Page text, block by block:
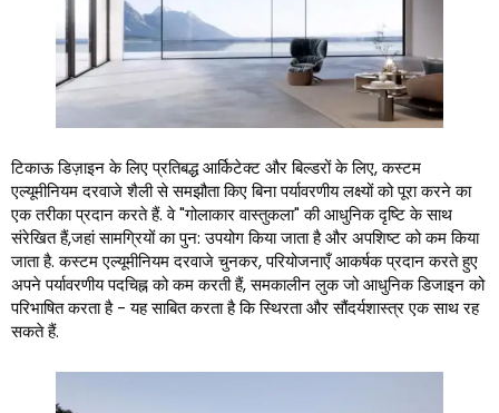
टिकाऊ डिज़ाइन के लिए प्रतिबद्ध आर्किटेक्ट और बिल्डरों के लिए, कस्टम
एल्यूमीनियम दरवाजे शैली से समझौता किए बिना पर्यावरणीय लक्ष्यों को पूरा करने का
एक तरीका प्रदान करते हैं. वे "गोलाकार वास्तुकला" की आधुनिक दृष्टि के साथ
संरेखित हैं,जहां सामग्रियों का पुन: उपयोग किया जाता है और अपशिष्ट को कम किया
जाता है. कस्टम एल्यूमीनियम दरवाजे चुनकर, परियोजनाएँ आकर्षक प्रदान करते हुए
अपने पर्यावरणीय पदचिह्न को कम करती हैं, समकालीन लुक जो आधुनिक डिजाइन को
परिभाषित करता है - यह साबित करता है कि स्थिरता और सौंदर्यशास्त्र एक साथ रह
सकते हैं.